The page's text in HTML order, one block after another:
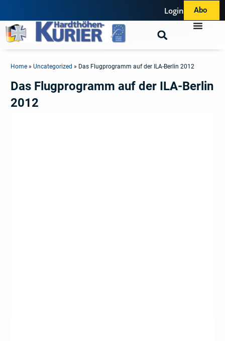
Login Abo
Home »Uncategorized » Das Flugprogramm auf der ILA-Berlin 2012
Das Flugprogramm auf der ILA-Berlin
2012